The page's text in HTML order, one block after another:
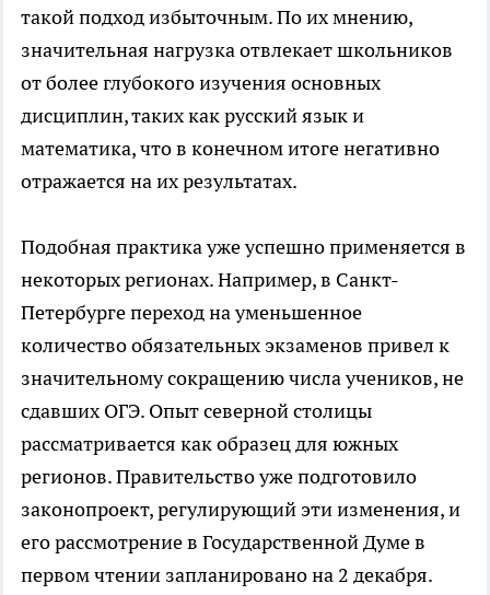
такой подход избыточным. По их мнению,
значительная нагрузка отвлекает школьников
от более глубокого изучения основных
дисциплин, таких как русский язык и
математика, что в конечном итоге негативно
отражается на их результатах.
Подобная практика уже успешно применяется в
некоторых регионах. Например, в Санкт-
Петербурге переход на уменьшенное
количество обязательных экзаменов привел к
значительному сокращению числа учеников, не
сдавших ОГЭ. Опыт северной столицы
рассматривается как образец для южных
регионов. Правительство уже подготовило
законопроект, регулирующий эти изменения, и
его рассмотрение в Государственной Думе в
первом чтении запланировано на 2 декабря.